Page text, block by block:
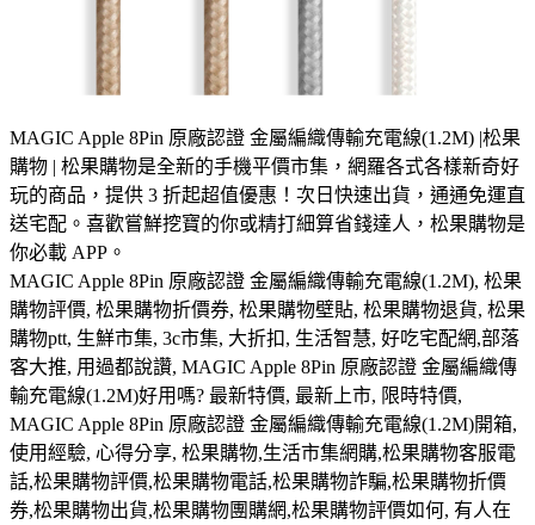
MAGIC Apple 8Pin 原廠認證 金屬編織傳輸充電線(1.2M) |松果
購物 | 松果購物是全新的手機平價市集，網羅各式各樣新奇好
玩的商品，提供 3 折起超值優惠！次日快速出貨，通通免運直
送宅配。喜歡嘗鮮挖寶的你或精打細算省錢達人，松果購物是
你必載 APP。
MAGIC Apple 8Pin 原廠認證 金屬編織傳輸充電線(1.2M), 松果
購物評價, 松果購物折價券, 松果購物壁貼, 松果購物退貨, 松果
購物ptt, 生鮮市集, 3c市集, 大折扣, 生活智慧, 好吃宅配網,部落
客大推, 用過都說讚, MAGIC Apple 8Pin 原廠認證 金屬編織傳
輸充電線(1.2M)好用嗎? 最新特價, 最新上市, 限時特價,
MAGIC Apple 8Pin 原廠認證 金屬編織傳輸充電線(1.2M)開箱,
使用經驗, 心得分享, 松果購物,生活市集網購,松果購物客服電
話,松果購物評價,松果購物電話,松果購物詐騙,松果購物折價
券,松果購物出貨,松果購物團購網,松果購物評價如何, 有人在